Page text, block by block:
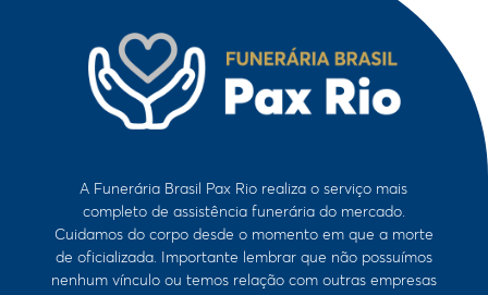
A Funerária Brasil Pax Rio realiza o serviço mais
completo de assistência funerária do mercado.
Cuidamos do corpo desde o momento em que a morte
de oficializada. Importante lembrar que não possuímos
nenhum vínculo ou temos relação com outras empresas